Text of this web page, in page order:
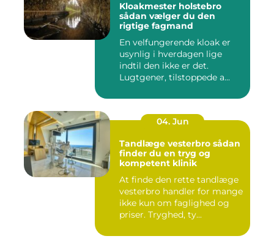
Kloakmester holstebro
sådan vælger du den
rigtige fagmand
En velfungerende kloak er
usynlig i hverdagen lige
indtil den ikke er det.
Lugtgener, tilstoppede a...
04. Jun
Tandlæge vesterbro sådan
finder du en tryg og
kompetent klinik
At finde den rette tandlæge
vesterbro handler for mange
ikke kun om faglighed og
priser. Tryghed, ty...